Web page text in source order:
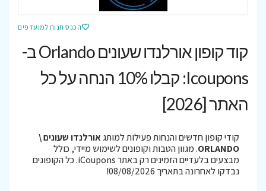
הכנס חנות למועדפים
קוד קופון אורלנדו שעונים Orlando ב-
Icoupons: קבלו 10% הנחה על כל
האתר [2026]
קודי קופון חדשים והנחות פעילות למותגאורלנדו שעונים \
ORLANDO. מגוון הטבות וקופונים לשימוש מיידי, כולל
מבצעים בלעדיים הזמינים רק באתר iCoupons. כל הקופונים
נבדקו לאחרונה בתאריך 08/08/2026!